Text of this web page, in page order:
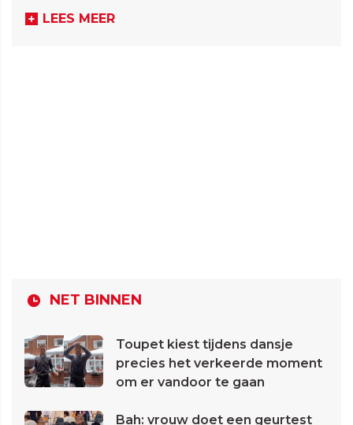
LEES MEER
NET BINNEN
Toupet kiest tijdens dansje
precies het verkeerde moment
om er vandoor te gaan
Bah: vrouw doet een geurtest